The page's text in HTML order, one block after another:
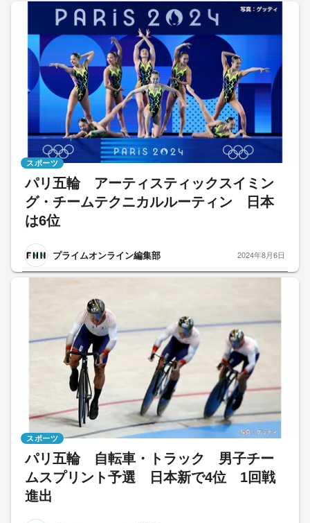
パリ五輪 アーティスティックスイミン
グ・チームテクニカルルーティン 日本
は6位
プライムオンライン編集部
スポーツ
2024年8月6日
パリ五輪 自転車・トラック 男子チー
ムスプリント予選 日本新で4位 1回戦
進出
スポーツ